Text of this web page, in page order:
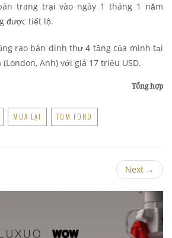
trang trại vào ngày 1 tháng 1 năm
được tiết lộ.
rao bán dinh thự 4 tầng của mình tại
Anh) với giá 17 triệu USD.
Tổng hợp
MUA LẠI TOM FORD
Next →